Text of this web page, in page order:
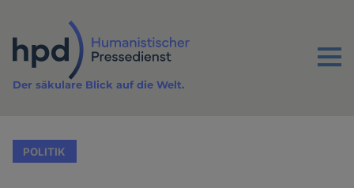
Inhalt
Menu
Der säkulare Blick auf die Welt.
POLITIK